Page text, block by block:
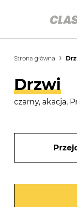
Strona główna
Drzwi
czarny, akacja,